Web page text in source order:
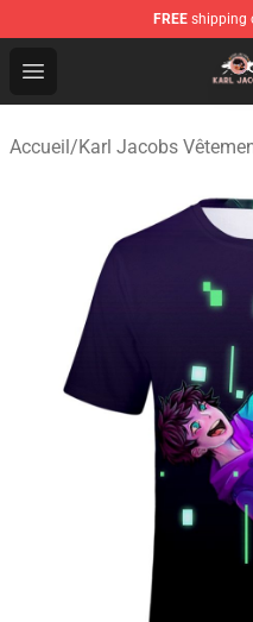
FREE shipping
Open menu
Karl Jacobs Store -
Accueil/Karl Jacobs